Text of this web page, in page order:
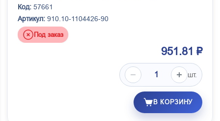
Код: 57661
Артикул: 910.10-1104426-90
Под заказ
951.81 ₽
шт.
В КОРЗИНУ